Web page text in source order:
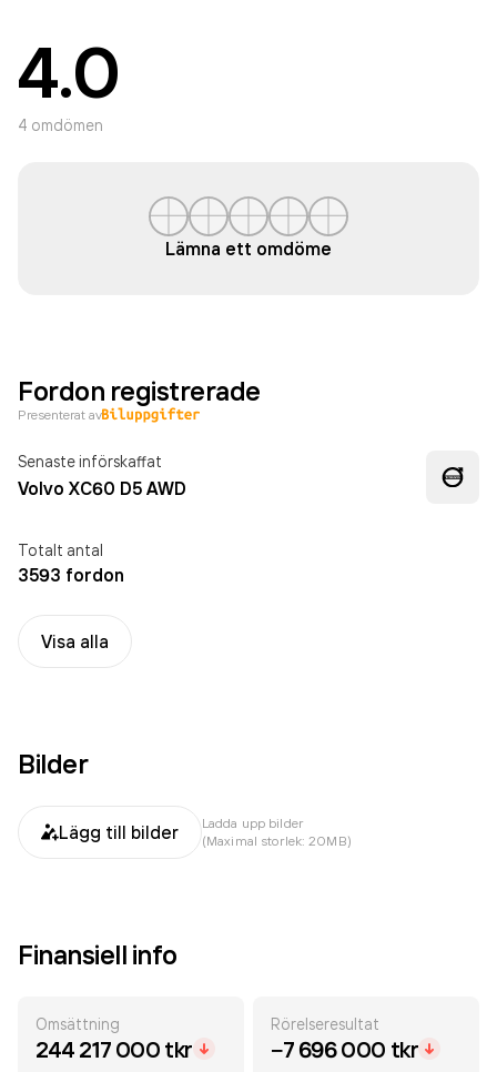
4.0
4 omdömen
Lämna ett omdöme
Fordon registrerade
Presenterat av
Senaste införskaffat
Volvo XC60 D5 AWD
Totalt antal
3593 fordon
Visa alla
Bilder
Lägg till bilder
Ladda upp bilder
(Maximal storlek: 20MB)
Finansiell info
Omsättning
244 217 000 tkr
Rörelseresultat
−7 696 000 tkr